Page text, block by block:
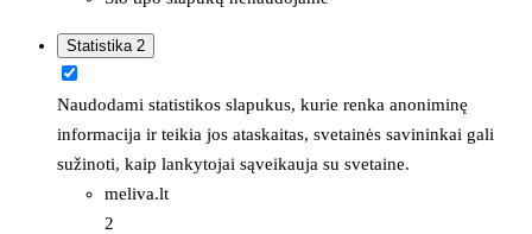
Statistika 2
Naudodami statistikos slapukus, kurie renka anoniminę
informacija ir teikia jos ataskaitas, svetainės savininkai gali
sužinoti, kaip lankytojai sąveikauja su svetaine.
meliva.lt
2